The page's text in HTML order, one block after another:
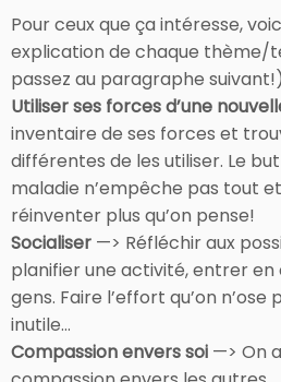
Pour ceux que ça intéresse,
explication de chaque thème/
passez au paragraphe
Utiliser ses forces d’une
inventaire de ses forces et
différentes de les utiliser. Le
maladie n’empêche pas tout
réinventer plus qu’on pense!
Socialiser —> Réfléchir aux
planifier une activité, entrer
gens. Faire l’effort qu’on n’ose
inutile…
Compassion envers soi —> On